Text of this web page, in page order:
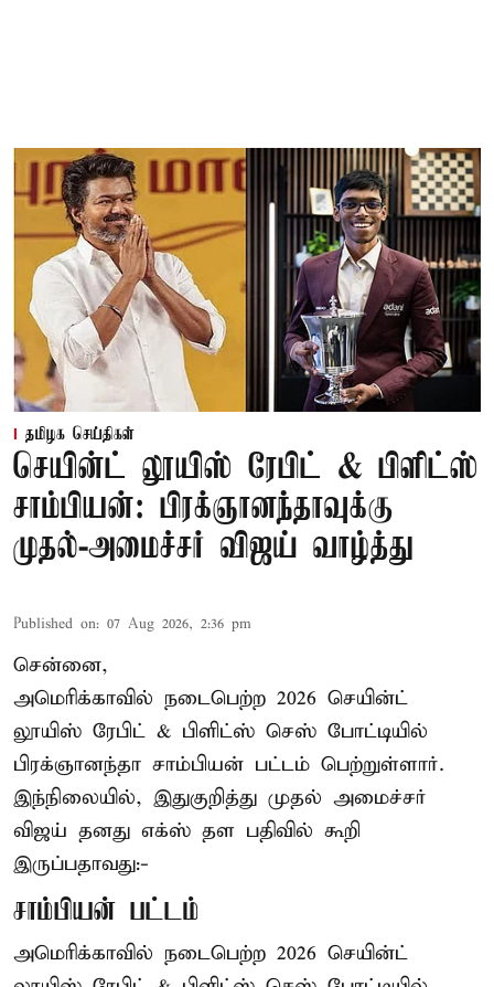
தமிழக செய்திகள்
செயின்ட் லூயிஸ் ரேபிட் & பிளிட்ஸ்
சாம்பியன்: பிரக்ஞானந்தாவுக்கு
முதல்-அமைச்சர் விஜய் வாழ்த்து
Published on: 07 Aug 2026, 2:36 pm
சென்னை,
அமெரிக்காவில் நடைபெற்ற 2026 செயின்ட்
லூயிஸ் ரேபிட் & பிளிட்ஸ் செஸ் போட்டியில்
பிரக்ஞானந்தா சாம்பியன் பட்டம் பெற்றுள்ளார்.
இந்நிலையில், இதுகுறித்து முதல் அமைச்சர்
விஜய் தனது எக்ஸ் தள பதிவில் கூறி
இருப்பதாவது:-
சாம்பியன் பட்டம்
அமெரிக்காவில் நடைபெற்ற 2026 செயின்ட்